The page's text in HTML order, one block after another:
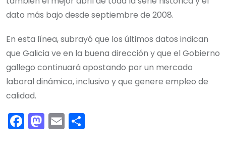
dato más bajo desde septiembre de 2008.
En esta línea, subrayó que los últimos datos indican
que Galicia ve en la buena dirección y que el Gobierno
gallego continuará apostando por un mercado
laboral dinámico, inclusivo y que genere empleo de
calidad.
F
a
M
a
E
m